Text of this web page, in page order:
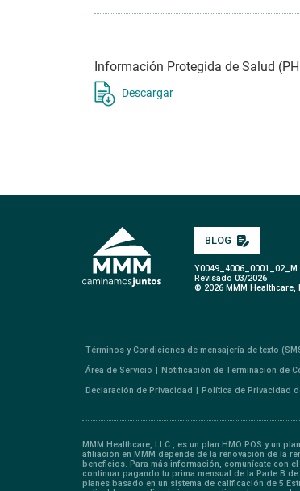
Información Protegida de Salud
Descargar
BLOG
Y0049_4006_0001_02_M
Revisado 03/2026
© 2026 MMM Healthcare,
Términos y Condiciones de mensajería de texto
Área de Servicio
Notificación de Terminación de
Declaración de Privacidad
Política de Privacidad
MMM Healthcare, LLC., es un plan HMO POS y un
afiliación en MMM depende de la renovación de la
beneficios. Para más información, comunícate con
continuar pagando tu prima mensual de la Parte B
planes basado en un sistema de calificación de 5